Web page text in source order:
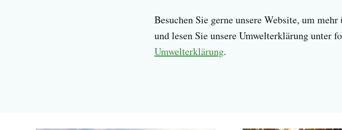
Besuchen Sie gerne unsere Website, um
und lesen Sie unsere Umwelterklärung unter
Umwelterklärung.